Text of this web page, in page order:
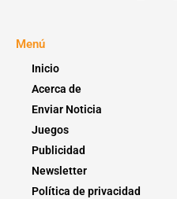
Menú
Inicio
Acerca de
Enviar Noticia
Juegos
Publicidad
Newsletter
Política de privacidad